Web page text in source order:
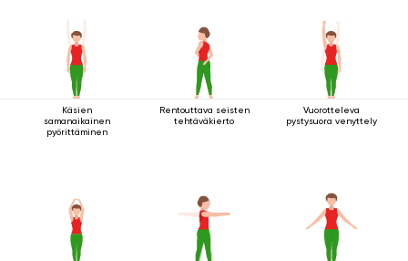
Käsien
samanaikainen
pyörittäminen
Rentouttava seisten
tehtäväkierto
Vuorotteleva
pystysuora venyttely